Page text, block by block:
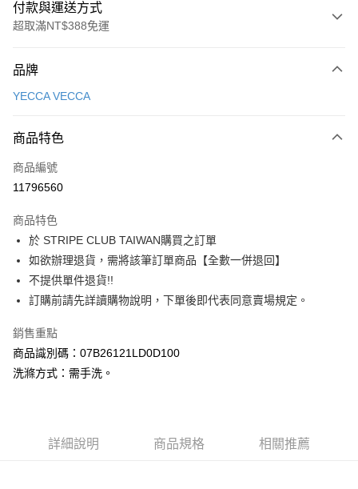
付款與運送方式
超取滿NT$388免運
信用卡一次付款
3 期 0 利率 每期
合作金庫商業銀行
上海商業儲蓄銀行
臺灣中小企業銀行
匯豐（台灣）商業銀行
華泰商業銀行
聯邦商業銀行
遠東國際商業銀行
元大商業銀行
玉山商業銀行
星展（台灣）商業銀行
台灣樂天信用卡公司
超商取貨付款
LINE Pay
Apple Pay
街口支付
悠遊付
大哥付你分期
相關說明
【大哥付你分期使用說明】
成交易。
3.實際核准額度、可分期數及費用金額請依後續交易確認頁面所載為準。
AFTEE先享後付是「在收到商品之後才付款」的支付方式。 讓您購物簡單
ATM付款
品牌
YECCA VECCA
商品特色
商品編號
11796560
商品特色
於 STRIPE CLUB TAIWAN購買之訂單
如欲辦理退貨，需將該筆訂單商品【全數一併退回】
不提供單件退貨!!
訂購前請先詳讀購物說明，下單後即代表同意賣場規定。
銷售重點
商品識別碼：07B26121LD0D100
洗滌方式：需手洗。
詳細說明 商品規格 相關推薦